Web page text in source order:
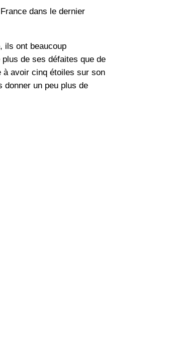
dans le dernier
ils ont beaucoup
de ses défaites que de
à avoir cinq étoiles sur son
donner un peu plus de